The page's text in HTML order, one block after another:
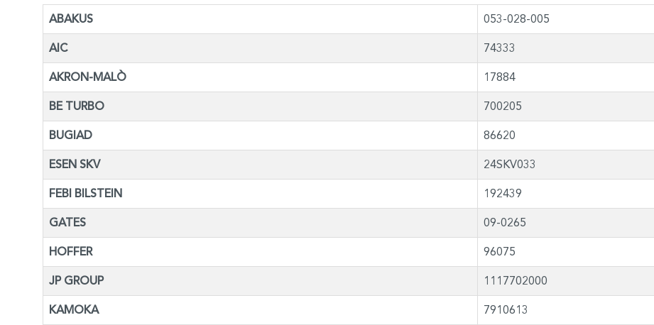
ABAKUS 053-028-005
AIC 74333
AKRON-MALÒ 17884
BE TURBO 700205
BUGIAD 86620
ESEN SKV 24SKV033
FEBI BILSTEIN 192439
GATES 09-0265
HOFFER 96075
JP GROUP 1117702000
KAMOKA 7910613